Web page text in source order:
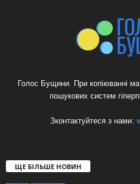
Голос Бущини. При копіюванні
пошукових систем
Зконтактуйтеся з нами:
ЩЕ БІЛЬШЕ НОВИН